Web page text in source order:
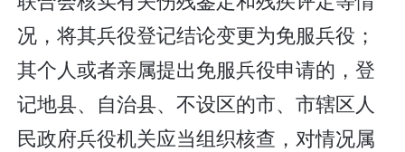
况，将其兵役登记结论变更为免服兵役；
其个人或者亲属提出免服兵役申请的，登
记地县、自治县、不设区的市、市辖区人
民政府兵役机关应当组织核查，对情况属